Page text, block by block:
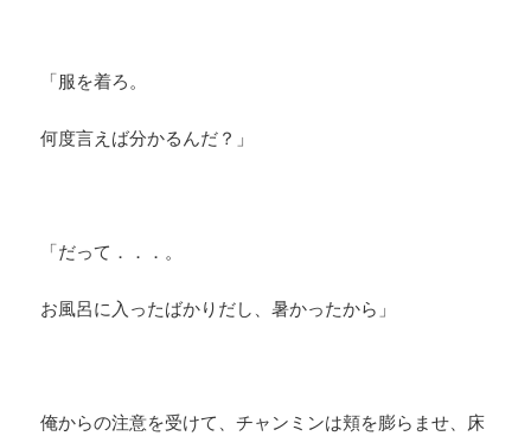
「服を着ろ。
何度言えば分かるんだ？」
「だって．．．。
お風呂に入ったばかりだし、暑かったから」
俺からの注意を受けて、チャンミンは頬を膨らませ、床